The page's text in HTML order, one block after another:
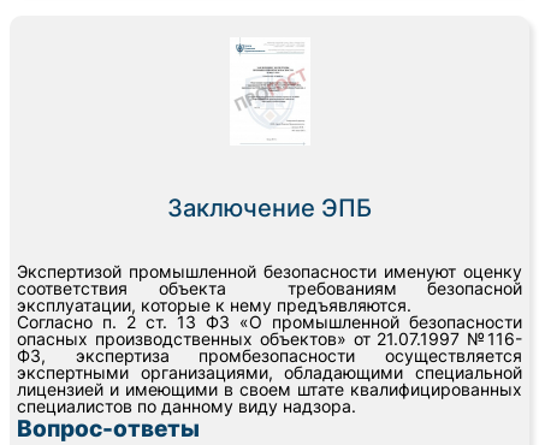
Заключение ЭПБ
Экспертизой промышленной безопасности именуют оценку
соответствия объекта требованиям безопасной
эксплуатации, которые к нему предъявляются.
Согласно п. 2 ст. 13 ФЗ «О промышленной безопасности
опасных производственных объектов» от 21.07.1997 №116-
ФЗ, экспертиза промбезопасности осуществляется
экспертными организациями, обладающими специальной
лицензией и имеющими в своем штате квалифицированных
специалистов по данному виду надзора.
Вопрос-ответы